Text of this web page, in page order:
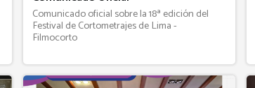
Comunicado oficial sobre la 18ª edición del
Festival de Cortometrajes de Lima -
Filmocorto